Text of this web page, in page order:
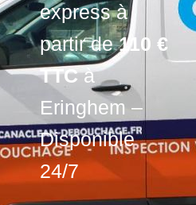
express à
partir de110 €
TTCà
Eringhem –
Disponible
24/7